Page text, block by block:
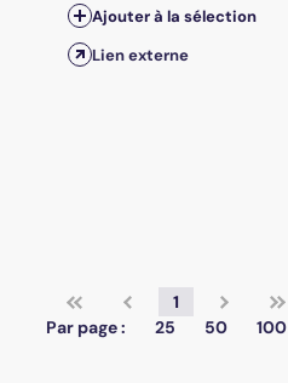
Ajouter à la sélection
Lien externe
1
Par page :
25 50 100